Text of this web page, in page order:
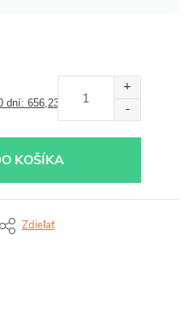
656,23 €
KOŠÍKA
Zdieľať